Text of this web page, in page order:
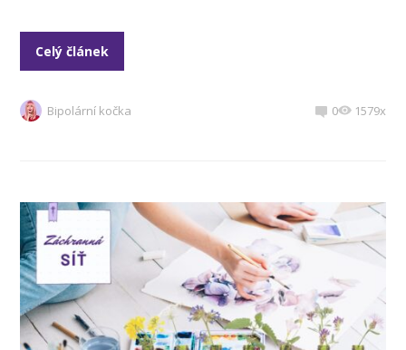
Celý článek
Bipolární kočka 0 1579x